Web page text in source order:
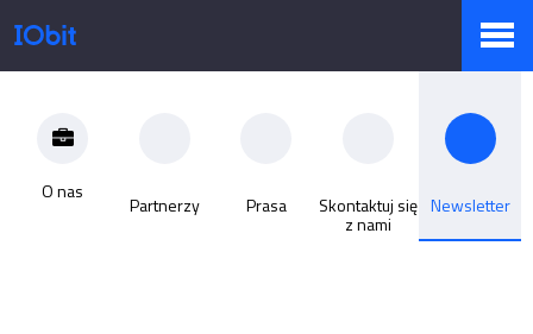
Produkty
O nas
Partnerzy Prasa Skontaktuj się
z nami
Newsletter